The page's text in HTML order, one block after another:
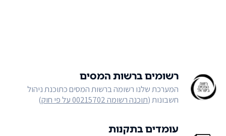
רשומים ברשות המסים
המערכת שלנו רשומה ברשות המסים כתוכנת ניהול
חשבונות (תוכנה רשומה 00215702 על פי חוק )
עומדים בתקנות